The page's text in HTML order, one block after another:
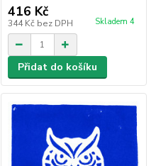
416 Kč
344 Kč bez DPH Skladem 4
Přidat do košíku